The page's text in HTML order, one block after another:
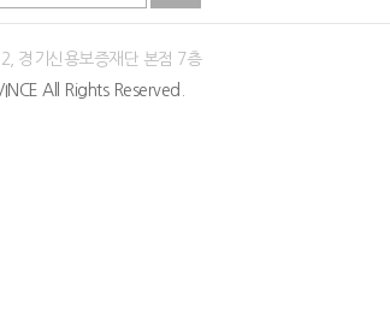
경기신용보증재단 본점 7층
All Rights Reserved.